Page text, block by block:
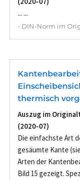
... ...
- DIN-Norm im
thermisch
Auszug im
(2020-07)
Die einfachste Art
gesäumte Kante
Arten der
Bild 15 gezeigt.